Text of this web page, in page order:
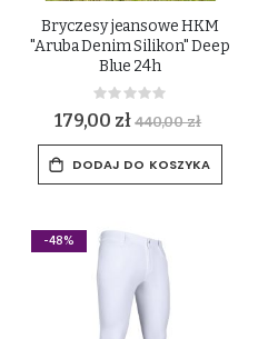
Bryczesy jeansowe HKM
"Aruba Denim Silikon" Deep
Blue 24h
Rating:
0%
179,00 zł440,00 zł
DODAJ DO KOSZYKA
-48%